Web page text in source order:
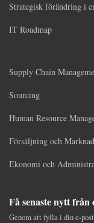
Strategisk förändring i
IT Roadmap
Supply Chain
Sourcing
Human Resource
Försäljning och
Ekonomi och
Få senaste nytt från
Genom att fylla i din e-